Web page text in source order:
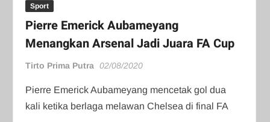
Sport
Pierre Emerick Aubameyang
Menangkan Arsenal Jadi Juara FA Cup
Tirto Prima Putra 02/08/2020
Pierre Emerick Aubameyang mencetak gol dua
kali ketika berlaga melawan Chelsea di final FA